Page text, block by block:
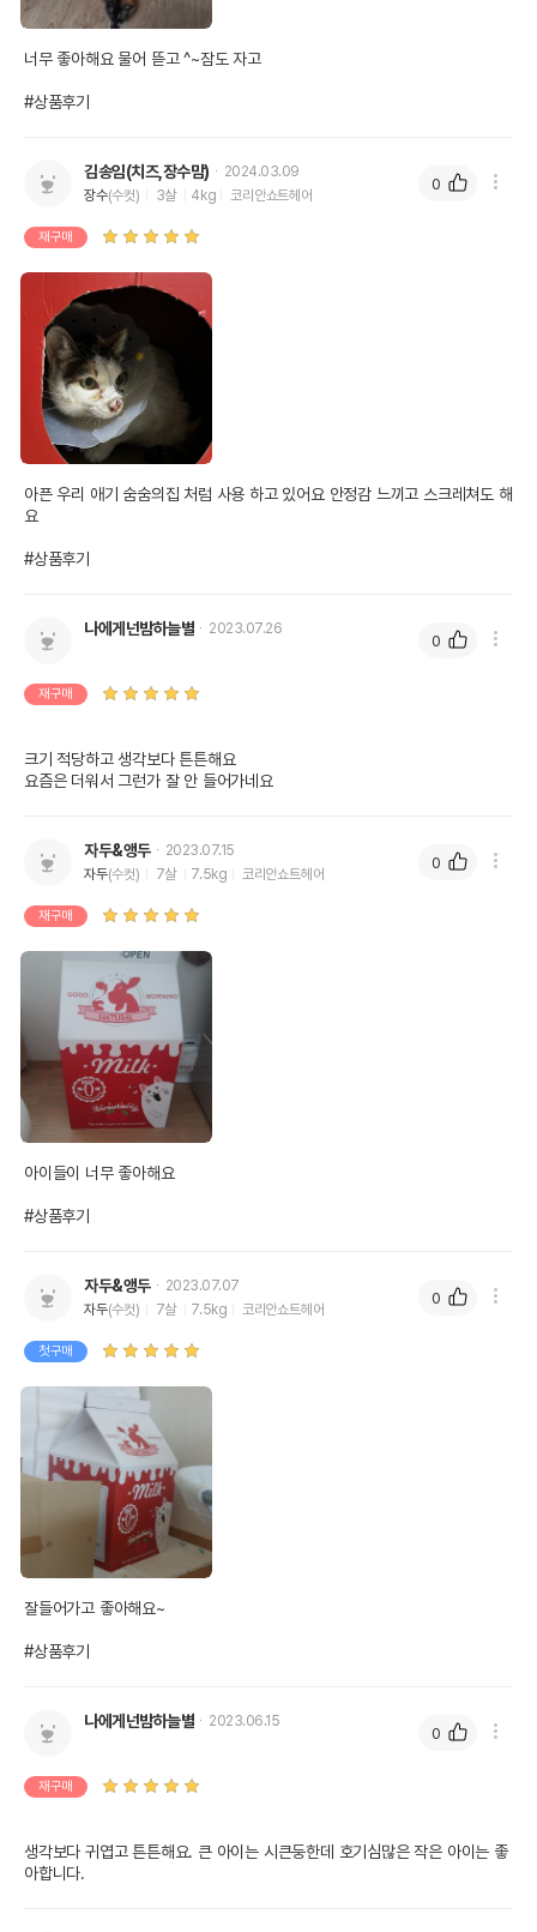
너무 좋아해요 물어 뜯고 ^~잠도 자고
#상품후기
김송임(치즈,장수맘)
2024.03.09
장수(수컷) 3살 4kg 코리안쇼트헤어
재구매
아픈 우리 애기 숨숨의집 처럼 사용 하고 있어요 안정감 느끼고 스크레쳐도 해
요
#상품후기
0
나에게넌밤하늘별 2023.07.26
재구매
크기 적당하고 생각보다 튼튼해요
요즘은 더워서 그런가 잘 안 들어가네요
0
자두&앵두
2023.07.15
자두(수컷) 7살 7.5kg 코리안쇼트헤어
재구매
아이들이 너무 좋아해요
#상품후기
0
자두&앵두
2023.07.07
자두(수컷) 7살 7.5kg 코리안쇼트헤어
첫구매
잘들어가고 좋아해요~
#상품후기
0
나에게넌밤하늘별 2023.06.15
재구매
생각보다 귀엽고 튼튼해요. 큰 아이는 시큰둥한데 호기심많은 작은 아이는 좋
아합니다.
0